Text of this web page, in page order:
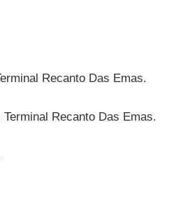
Recanto Das Emas.
Recanto Das Emas.